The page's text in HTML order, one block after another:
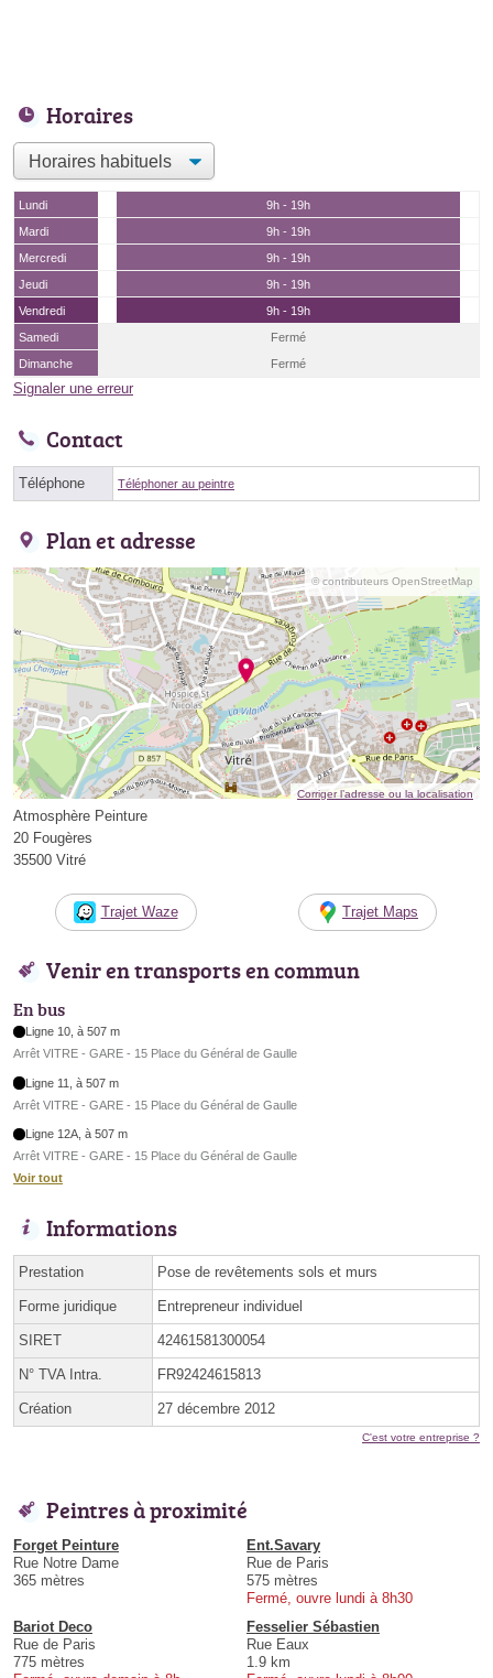
Horaires
Lundi
9h - 19h
Mardi
9h - 19h
Mercredi
9h - 19h
Jeudi
9h - 19h
Vendredi
9h - 19h
Samedi
Fermé
Dimanche
Fermé
Signaler une erreur
Contact
Téléphone Téléphoner au peintre
Plan et adresse
© contributeurs OpenStreetMap
Corriger l’adresse ou la localisation
Atmosphère Peinture
20 Fougères
35500 Vitré
Trajet Waze Trajet Maps
Venir en transports en commun
En bus
Ligne 10, à 507 m
Arrêt VITRE - GARE - 15 Place du Général de Gaulle
Ligne 11, à 507 m
Arrêt VITRE - GARE - 15 Place du Général de Gaulle
Ligne 12A, à 507 m
Arrêt VITRE - GARE - 15 Place du Général de Gaulle
Voir tout
Informations
Prestation Pose de revêtements sols et murs
Forme juridique Entrepreneur individuel
SIRET 42461581300054
N° TVA Intra. FR92424615813
Création 27 décembre 2012
C'est votre entreprise ?
Peintres à proximité
Forget Peinture
Rue Notre Dame
365 mètres
Ent.Savary
Rue de Paris
575 mètres
Fermé, ouvre lundi à 8h30
Bariot Deco
Rue de Paris
775 mètres
Fesselier Sébastien
Rue Eaux
1.9 km